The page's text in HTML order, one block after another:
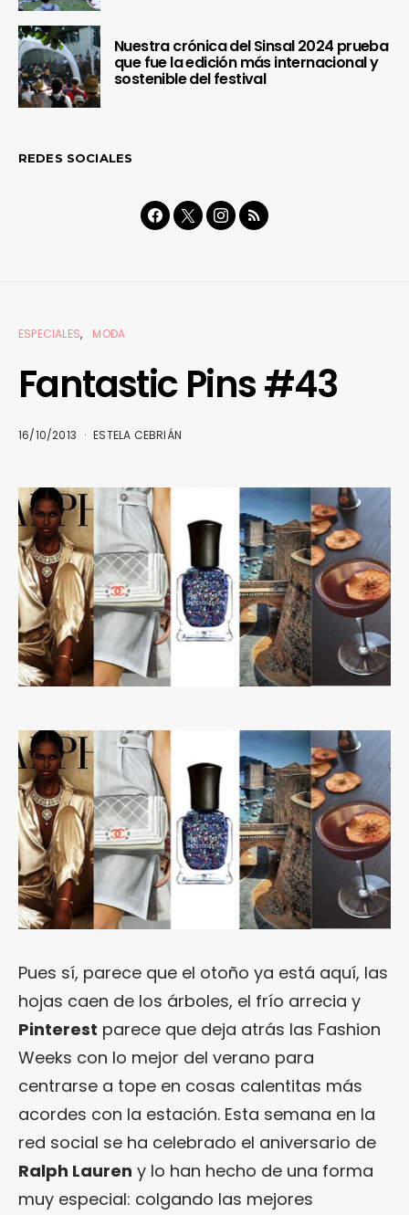
Nuestra crónica del Sinsal 2024 prueba
que fue la edición más internacional y
sostenible del festival
REDES SOCIALES
ESPECIALES MODA
Fantastic Pins #43
16/10/2013 ESTELA CEBRIÁN
Pues sí, parece que el otoño ya está aquí, las
hojas caen de los árboles, el frío arrecia y
Pinterest parece que deja atrás las Fashion
Weeks con lo mejor del verano para
centrarse a tope en cosas calentitas más
acordes con la estación. Esta semana en la
red social se ha celebrado el aniversario de
Ralph Lauren y lo han hecho de una forma
muy especial: colgando las mejores